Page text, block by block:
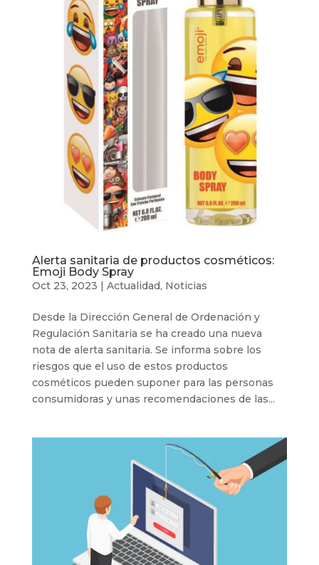
Alerta sanitaria de productos cosméticos:
Emoji Body Spray
Oct 23, 2023 | Actualidad, Noticias
Desde la Dirección General de Ordenación y
Regulación Sanitaria se ha creado una nueva
nota de alerta sanitaria. Se informa sobre los
riesgos que el uso de estos productos
cosméticos pueden suponer para las personas
consumidoras y unas recomendaciones de las...